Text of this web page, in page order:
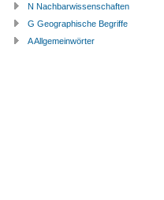
N Nachbarwissenschaften
G Geographische Begriffe
A Allgemeinwörter